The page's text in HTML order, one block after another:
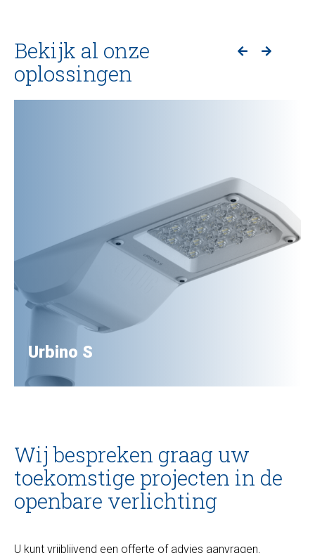
Bekijk al onze
oplossingen
Urbino S
Wij bespreken graag uw
toekomstige projecten in de
openbare verlichting
U kunt vrijblijvend een offerte of advies aanvragen.